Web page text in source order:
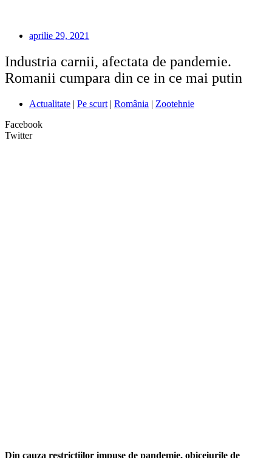
aprilie 29, 2021
Industria carnii, afectata de pandemie.
Romanii cumpara din ce in ce mai putin
Actualitate | Pe scurt | România | Zootehnie
Facebook
Twitter
Din cauza restrictiilor impuse de pandemie, obiceiurile de